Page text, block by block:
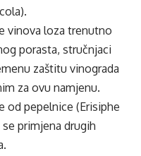
vinova loza trenutno
porasta, stručnjaci
zaštitu vinograda
za ovu namjenu.
od pepelnice (Erisiphe
primjena drugih